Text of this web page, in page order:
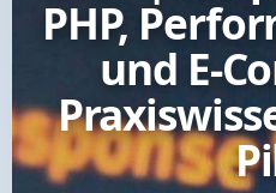
PHP,
und E-